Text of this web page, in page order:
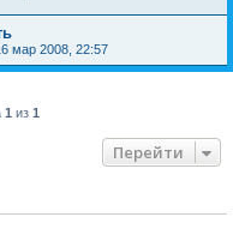
мар 2008, 22:57
1из 1
Перейти